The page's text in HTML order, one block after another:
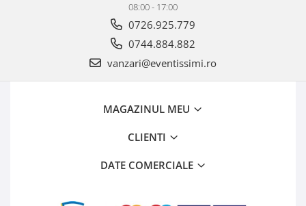
08:00 - 17:00
0726.925.779
0744.884.882
vanzari@eventissimi.ro
MAGAZINUL MEU
CLIENTI
DATE COMERCIALE